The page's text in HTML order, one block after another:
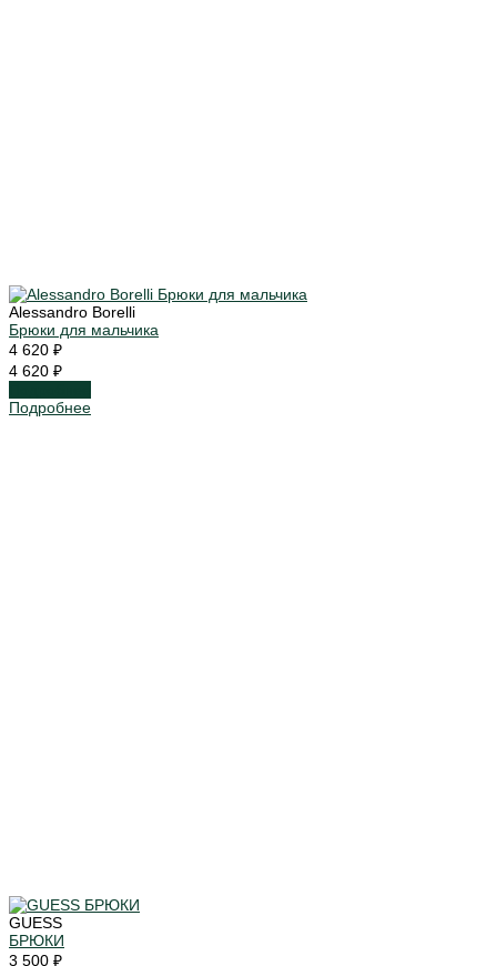
Alessandro Borelli
Брюки для мальчика
4 620 ₽
4 620 ₽
Подробнее
GUESS
БРЮКИ
3 500 ₽